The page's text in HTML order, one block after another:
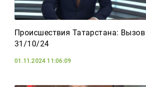
Происшествия Татарстана:
31/10/24
01.11.2024 11:06:09